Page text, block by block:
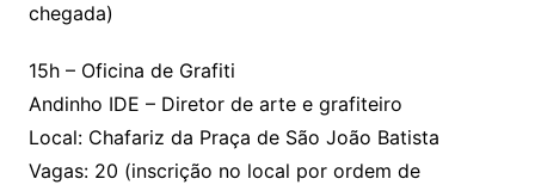
chegada)
15h – Oficina de Grafiti
Andinho IDE – Diretor de arte e grafiteiro
Local: Chafariz da Praça de São João Batista
Vagas: 20 (inscrição no local por ordem de